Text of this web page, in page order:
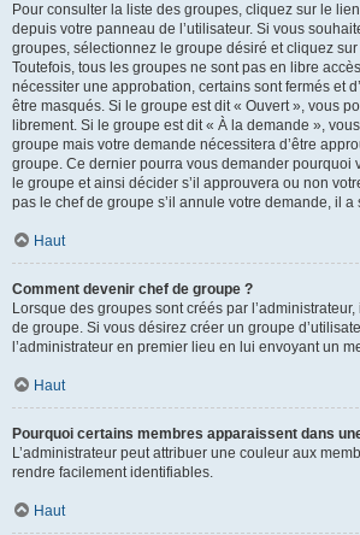
Pour consulter la liste des groupes, cliquez sur le lien
depuis votre panneau de l’utilisateur. Si vous
groupes, sélectionnez le groupe désiré et cliquez
Toutefois, tous les groupes ne sont pas en libre
nécessiter une approbation, certains sont fermés et
être masqués. Si le groupe est dit « Ouvert », vous
librement. Si le groupe est dit « À la demande »,
groupe mais votre demande nécessitera d’être
groupe. Ce dernier pourra vous demander pourquoi
le groupe et ainsi décider s’il approuvera ou non
pas le chef de groupe s’il annule votre demande, il a
Haut
Comment devenir chef de groupe ?
Lorsque des groupes sont créés par
de groupe. Si vous désirez créer un groupe
l’administrateur en premier lieu en lui envoyant un
Haut
Pourquoi certains membres apparaissent dans
L’administrateur peut attribuer une couleur aux
rendre facilement identifiables.
Haut